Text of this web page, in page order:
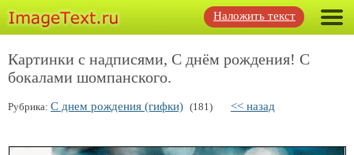
Наложить текст
Картинки с надписями, С днём рождения! С
бокалами шомпанского.
Рубрика: С днем рождения (гифки) (181) << назад